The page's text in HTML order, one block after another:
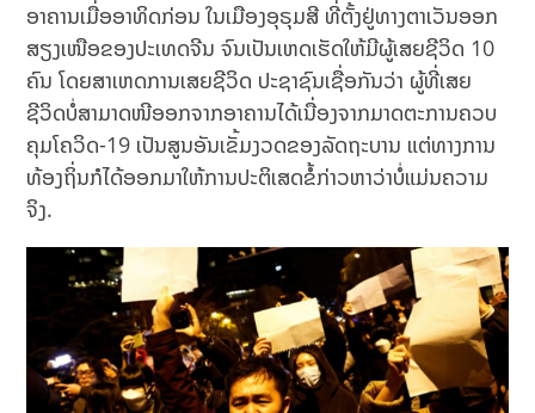
ອາຄານເມື່ອອາທິດກ່ອນ ໃນເມືອງອຸຣຸມສີ ທີ່ຕັ້ງຢູ່ທາງຕາເວັນອອກ
ສຽງເໜືອຂອງປະເທດຈີນ ຈົນເປັນເຫດເຮັດໃຫ້ມີຜູ້ເສຍຊີວິດ 10
ຄົນ ໂດຍສາເຫດການເສຍຊີວິດ ປະຊາຊົນເຊື່ອກັນວ່າ ຜູ້ທີ່ເສຍ
ຊີວິດບໍ່ສາມາດໜີອອກຈາກອາຄານໄດ້ເນື່ອງຈາກມາດຕະການຄວບ
ຄຸມໂຄວິດ-19 ເປັນສູນອັນເຂັ້ມງວດຂອງລັດຖະບານ ແຕ່ທາງການ
ທ້ອງຖິ່ນກໍໄດ້ອອກມາໃຫ້ການປະຕິເສດຂໍ້ກ່າວຫາວ່າບໍ່ແມ່ນຄວາມ
ຈິງ.